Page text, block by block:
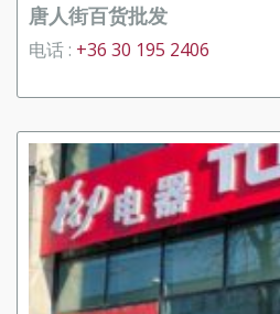
唐人街百货批发
电话 : +36 30 195 2406